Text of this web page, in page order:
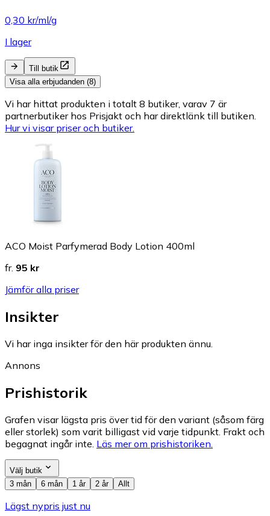
0,30 kr/ml/g
I lager
Till butik
Visa alla erbjudanden (8)
Vi har hittat produkten i totalt 8 butiker, varav 7 är
partnerbutiker hos Prisjakt och har direktlänk till butiken.
Hur vi visar priser och butiker.
ACO Moist Parfymerad Body Lotion 400ml
fr. 95 kr
Jämför alla priser
Insikter
Vi har inga insikter för den här produkten ännu.
Annons
Prishistorik
Grafen visar lägsta pris över tid för den variant (såsom färg
eller storlek) som varit billigast vid varje tidpunkt. Frakt och
begagnat ingår inte. Läs mer om prishistoriken.
Välj butik
3 mån
6 mån 1 år 2 år Allt
Lägst nypris just nu